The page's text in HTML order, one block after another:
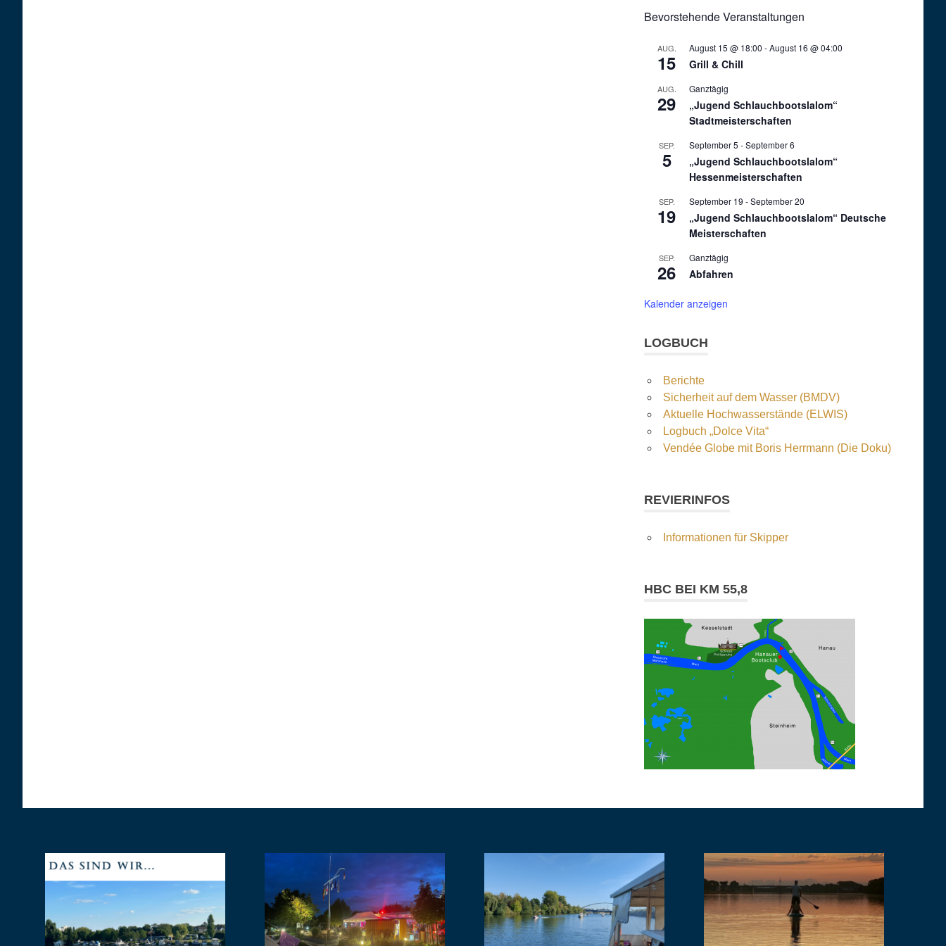
Bevorstehende Veranstaltungen
AUG.
15
August 15 @ 18:00 -August 16 @ 04:00
Grill & Chill
AUG.
29
Ganztägig
„Jugend Schlauchbootslalom“
Stadtmeisterschaften
SEP.
5
September 5 -September 6
„Jugend Schlauchbootslalom“
Hessenmeisterschaften
SEP.
19
September 19 -September 20
„Jugend Schlauchbootslalom“ Deutsche
Meisterschaften
SEP.
26
Ganztägig
Abfahren
Kalender anzeigen
LOGBUCH
Berichte
Sicherheit auf dem Wasser (BMDV)
Aktuelle Hochwasserstände (ELWIS)
Logbuch „Dolce Vita“
Vendée Globe mit Boris Herrmann (Die Doku)
REVIERINFOS
Informationen für Skipper
HBC BEI KM 55,8